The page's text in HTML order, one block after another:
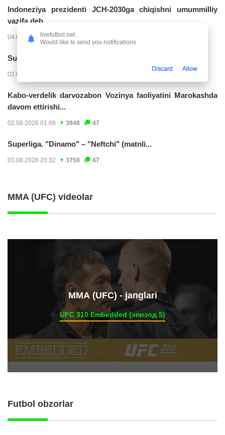
Indoneziya prezidenti JCH-2030ga chiqishni umummilliy
vazifa deb...
04.08.2026 02:11 14262
Superliga. “Buxoro” - “Lokomotiv”...
02.08.2026 03:08
Kabo-verdelik darvozabon Vozinya faoliyatini Marokashda
davom ettirishi...
02.08.2026 01:08 3948 47
Superliga. "Dinamo" – "Neftchi" (matnli...
03.08.2026 20:32 3750 47
MMA (UFC) videolar
ММА (UFC) - janglari
UFC 310 Embedded (эпизод 5)
Futbol obzorlar
livefutbol.net
Would like to send you notifications
Discard Allow